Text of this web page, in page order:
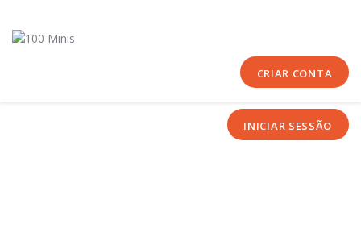
CRIAR CONTA
INICIAR SESSÃO
Sobre Nós